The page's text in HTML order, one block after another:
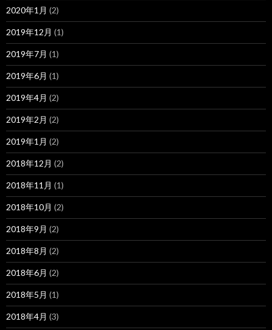
2020年1月 (2)
2019年12月 (1)
2019年7月 (1)
2019年6月 (1)
2019年4月 (2)
2019年2月 (2)
2019年1月 (2)
2018年12月 (2)
2018年11月 (1)
2018年10月 (2)
2018年9月 (2)
2018年8月 (2)
2018年6月 (2)
2018年5月 (1)
2018年4月 (3)